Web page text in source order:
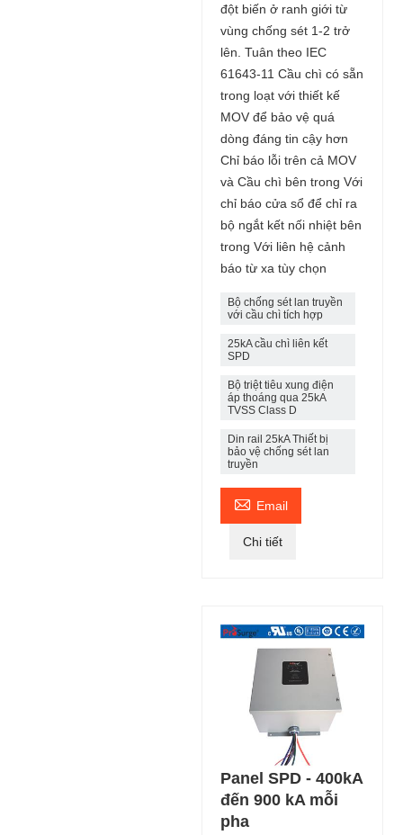
đột biến ở ranh giới từ
vùng chống sét 1-2 trở
lên. Tuân theo IEC
61643-11 Cầu chì có sẵn
trong loạt với thiết kế
MOV để bảo vệ quá
dòng đáng tin cậy hơn
Chỉ báo lỗi trên cả MOV
và Cầu chì bên trong Với
chỉ báo cửa sổ để chỉ ra
bộ ngắt kết nối nhiệt bên
trong Với liên hệ cảnh
báo từ xa tùy chọn
Bộ chống sét lan truyền
với cầu chì tích hợp
25kA cầu chì liên kết
SPD
Bộ triệt tiêu xung điện
áp thoáng qua 25kA
TVSS Class D
Din rail 25kA Thiết bị
bảo vệ chống sét lan
truyền
 Email
Chi tiết
Panel SPD - 400kA
đến 900 kA mỗi
pha